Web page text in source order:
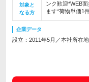
対象と
なる方
ンク歓迎*WEB
ます*荷物単価1
企業データ
設立：2011年5月／本社所在